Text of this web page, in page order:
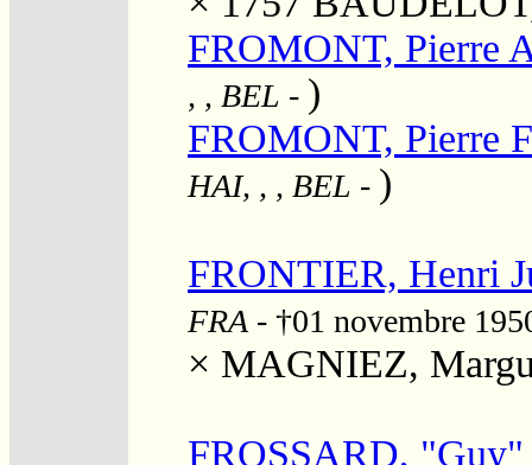
FROMONT, Pierre
, , BEL - )
FROMONT, Pierre
HAI, , , BEL - )
FRONTIER, Henri
FRA - †01 novembre
× MAGNIEZ,
FROSSARD, "Guy"